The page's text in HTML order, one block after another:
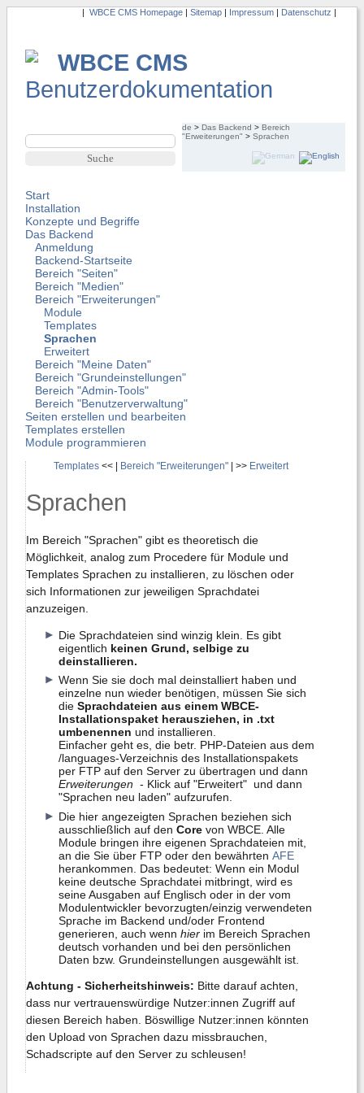
| WBCE CMS Homepage| Sitemap| Impressum| Datenschutz |
WBCE CMS
Benutzerdokumentation
de > Das Backend > Bereich
"Erweiterungen" > Sprachen
Start
Installation
Konzepte und Begriffe
Das Backend
Anmeldung
Backend-Startseite
Bereich "Seiten"
Bereich "Medien"
Bereich "Erweiterungen"
Module
Templates
Sprachen
Erweitert
Bereich "Meine Daten"
Bereich "Grundeinstellungen"
Bereich "Admin-Tools"
Bereich "Benutzerverwaltung"
Seiten erstellen und bearbeiten
Templates erstellen
Module programmieren
Templates<< | Bereich "Erweiterungen"| >> Erweitert
Sprachen
Im Bereich "Sprachen" gibt es theoretisch die
Möglichkeit, analog zum Procedere für Module und
Templates Sprachen zu installieren, zu löschen oder
sich Informationen zur jeweiligen Sprachdatei
anzuzeigen.
Die Sprachdateien sind winzig klein. Es gibt
eigentlich keinen Grund, selbige zu
deinstallieren.
Wenn Sie sie doch mal deinstalliert haben und
einzelne nun wieder benötigen, müssen Sie sich
dieSprachdateien aus einem WBCE-
Installationspaket herausziehen, in .txt
umbenennen und installieren.
Einfacher geht es, die betr. PHP-Dateien aus dem
/languages-Verzeichnis des Installationspakets
per FTP auf den Server zu übertragen und dann
Erweiterungen - Klick auf "Erweitert" und dann
"Sprachen neu laden" aufzurufen.
Die hier angezeigten Sprachen beziehen sich
ausschließlich auf denCorevon WBCE. Alle
Module bringen ihre eigenen Sprachdateien mit,
an die Sie über FTP oder den bewährtenAFE
herankommen. Das bedeutet: Wenn ein Modul
keine deutsche Sprachdatei mitbringt, wird es
seine Ausgaben auf Englisch oder in der vom
Modulentwickler bevorzugten/einzig verwendeten
Sprache im Backend und/oder Frontend
generieren, auch wennhier im Bereich Sprachen
deutsch vorhanden und bei den persönlichen
Daten bzw. Grundeinstellungen ausgewählt ist.
Achtung - Sicherheitshinweis: Bitte darauf achten,
dass nur vertrauenswürdige Nutzer:innen Zugriff auf
diesen Bereich haben. Böswillige Nutzer:innen könnten
den Upload von Sprachen dazu missbrauchen,
Schadscripte auf den Server zu schleusen!